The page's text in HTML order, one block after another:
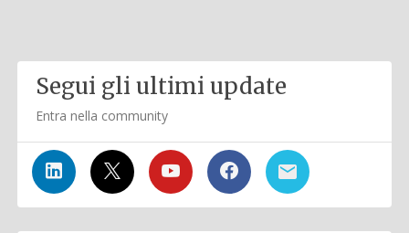
Segui gli ultimi update
Entra nella community